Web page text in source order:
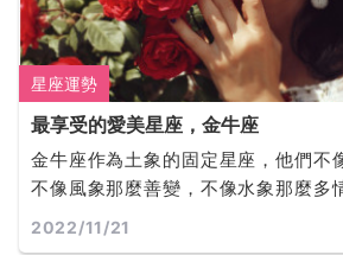
星座運勢
最享受的愛美星座，金牛座
金牛座作為土象的固定星座，他們不
不像風象那麼善變，不像水象那麼多
中最有品味的星座。他們活的十分驕
2022/11/21